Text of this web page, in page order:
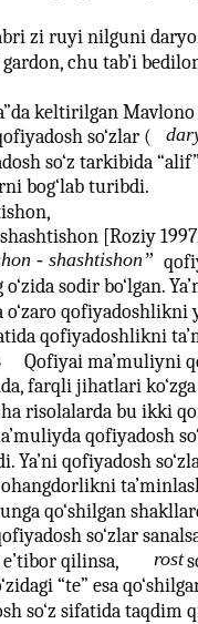
zi ruyi nilguni
chu tab’i
keltirilgan
so‘zlar (
so‘z tarkibida
bog‘lab turibdi.
[Roziy
- shashtishon”
sodir bo‘lgan.
o‘zaro qofiyadoshlikni
qofiyadoshlikni
Qofiyai ma’muliyni
farqli jihatlari
risolalarda bu ikki
qofiyadosh
Ya’ni qofiyadosh
ohangdorlikni
qo‘shilgan
so‘zlar
qilinsa,
rost
“te” esa
so‘z sifatida taqdim